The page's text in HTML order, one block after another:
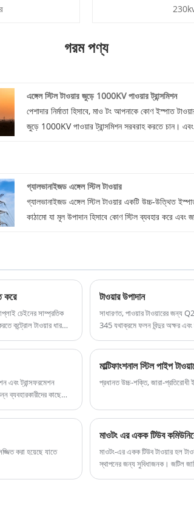
গরম পণ্য
এঙ্গেল স্টিল টাওয়ার জুড়ে 1000KV পাওয়ার ট্রান্সমিশন
পেশাদার নির্মাতা হিসাবে, মাও টং আপনাকে কোণ ইস্পাত
জুড়ে 1000KV পাওয়ার ট্রান্সমিশন সরবরাহ করতে চান। এবং
গ্যালভানাইজড এঙ্গেল স্টিল টাওয়ার
গ্যালভানাইজড এঙ্গেল স্টিল টাওয়ার একটি উচ্চ-উত্থিত
কাঠামো যা মূল উপাদান হিসাবে কোণ স্টিল ব্যবহার করে এবং
উত্পাদন এবং অন্যান্য ক্ষেত্রগুলিতে ব্যাপকভাবে ব্যবহৃত হয়
এতে স্থিতিশীল কাঠামো, জারা প্রতিরোধের এবং সহজ
ইনস্টলেশনগুলির বৈশিষ্ট্য রয়েছে।
করে
চেইনের সাম্প্রতিক
কন্ট্রোল টাওয়ার ধারণার
টাওয়ার উপাদান
সাধারণত, পাওয়ার টাওয়ারের
345 যথাক্রমে ফলন বিন্দুর অক্ষর
এবং ট্রান্সফরমেশন
ব্যবহারকারীদের কাছে
মাল্টিফাংশনাল স্টিল পাইপ
প্রধানত উচ্চ-শক্তি, জারা-
করা হয়েছে যাতে
মাওটং এর একক টিউব
মাওটং-এর একক টিউব টাওয়ার হল
স্থাপনের জন্য সুবিধাজনক। জটিল